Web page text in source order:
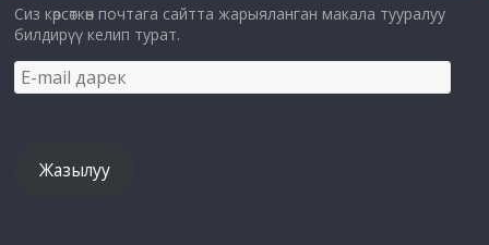
Сиз көрсөткөн почтага сайтта жарыяланган макала тууралуу
билдирүү келип турат.
E-
mail
Жазылуу